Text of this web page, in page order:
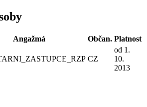
Angažmá Občan. Platnost
CZ
od 1.
10.
2013